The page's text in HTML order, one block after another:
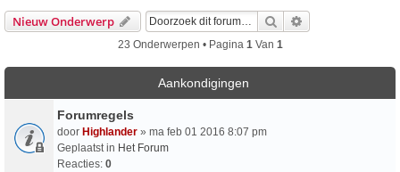
Nieuw Onderwerp Zoek
23 Onderwerpen • Pagina 1 Van 1
Aankondigingen
Forumregels
door Highlander » ma feb 01 2016 8:07 pm
Geplaatst in Het Forum
Reacties: 0